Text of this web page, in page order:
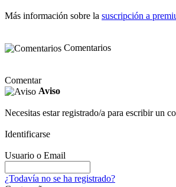
Más información sobre la suscripción a
Comentarios
Comentar
Aviso
Necesitas estar registrado/a para escribir un
Identificarse
Usuario o Email
¿Todavía no se ha registrado?